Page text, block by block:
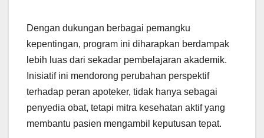
Dengan dukungan berbagai pemangku
kepentingan, program ini diharapkan berdampak
lebih luas dari sekadar pembelajaran akademik.
Inisiatif ini mendorong perubahan perspektif
terhadap peran apoteker, tidak hanya sebagai
penyedia obat, tetapi mitra kesehatan aktif yang
membantu pasien mengambil keputusan tepat.